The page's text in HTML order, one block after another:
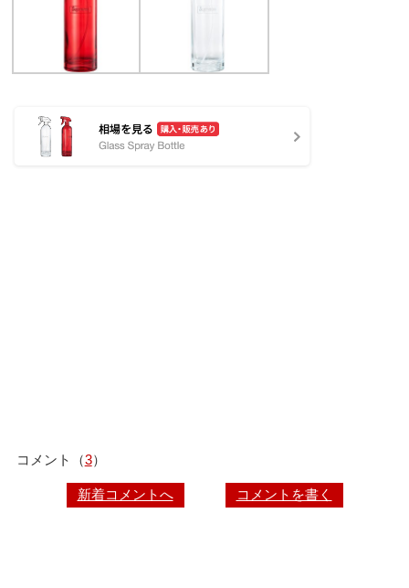
コメント（3）
新着コメントへ コメントを書く